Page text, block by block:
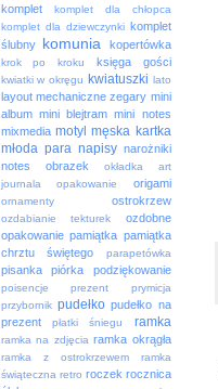
komplet
komplet dla chłopca
komplet dla dziewczynki komplet
ślubny
komunia kopertówka
krok po kroku księga gości
kwiatki w okręgu kwiatuszki lato
layout mechaniczne zegary mini
album mini blejtram mini notes
mixmedia motyl męska kartka
młoda para napisy narożniki
notes
obrazek
okładka art
journala
opakowanie origami
ornamenty ostrokrzew
ozdabianie tekturek
ozdobne
opakowanie pamiątka pamiątka
chrztu świętego
parapetówka
pisanka piórka podziękowanie
poisencje prezent
prymicja
przybornik pudełko pudełko na
prezent
płatki śniegu ramka
ramka na zdjęcia ramka okrągła
ramka z ostrokrzewem
ramka
świąteczna retro roczek rocznica